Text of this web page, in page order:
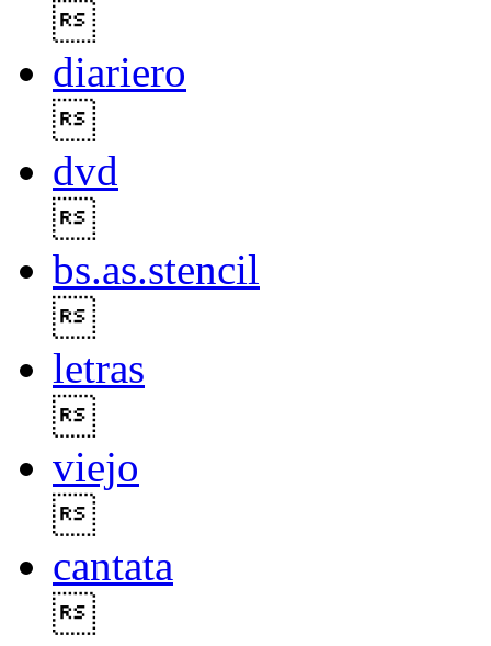
diariero
dvd
bs.as.stencil
letras
viejo
cantata